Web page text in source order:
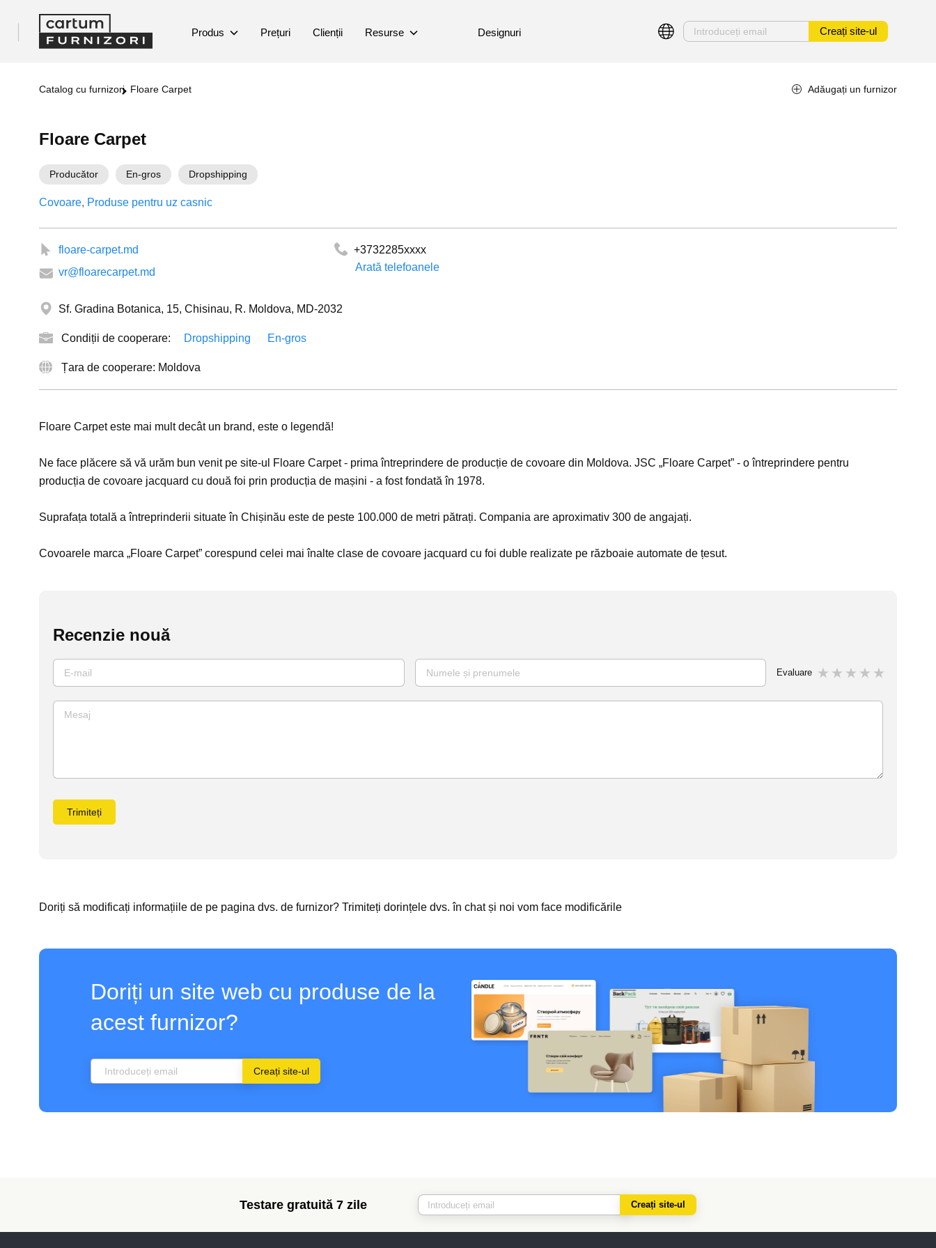
Produs Prețuri Clienții Resurse Designuri Creați site-ul
Catalog cu furnizori Floare Carpet Adăugați un furnizor
Floare Carpet
Producător En-gros Dropshipping
Covoare Produse pentru uz casnic
floare-carpet.md
vr@floarecarpet.md
+3732285xxxx
Arată telefoanele
Sf. Gradina Botanica, 15, Chisinau, R. Moldova, MD-2032
Condiții de cooperare: Dropshipping En-gros
Țara de cooperare: Moldova
Floare Carpet este mai mult decât un brand, este o legendă!
Ne face plăcere să vă urăm bun venit pe site-ul Floare Carpet - prima întreprindere de producție de covoare din Moldova. JSC „Floare Carpet” - o întreprindere pentru
producția de covoare jacquard cu două foi prin producția de mașini - a fost fondată în 1978.
Suprafața totală a întreprinderii situate în Chișinău este de peste 100.000 de metri pătrați. Compania are aproximativ 300 de angajați.
Covoarele marca „Floare Carpet” corespund celei mai înalte clase de covoare jacquard cu foi duble realizate pe războaie automate de țesut.
Recenzie nouă
Evaluare
Trimiteți
Doriți să modificați informațiile de pe pagina dvs. de furnizor? Trimiteți dorințele dvs. în chat și noi vom face modificările
Doriți un site web cu produse de la
acest furnizor?
Creați site-ul
Testare gratuită 7 zile Creați site-ul